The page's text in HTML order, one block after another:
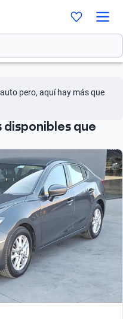
pero, aquí hay más que
disponibles que